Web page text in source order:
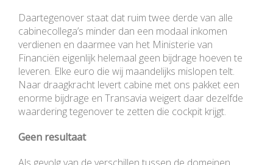
Daartegenover staat dat ruim twee derde van alle
cabinecollega’s minder dan een modaal inkomen
verdienen en daarmee van het Ministerie van
Financiën eigenlijk helemaal geen bijdrage hoeven te
leveren. Elke euro die wij maandelijks mislopen telt.
Naar draagkracht levert cabine met ons pakket een
enorme bijdrage en Transavia weigert daar dezelfde
waardering tegenover te zetten die cockpit krijgt.
Geen resultaat